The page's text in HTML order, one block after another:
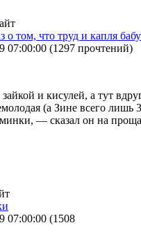
о том, что труд и капля
07:00:00 (1297 прочтений)
и кисулей, а тут
(а Зине всего
— сказал он на
07:00:00 (1508